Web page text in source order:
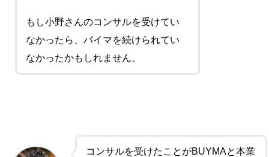
もし小野さんのコンサルを受けてい
なかったら、バイマを続けられてい
なかったかもしれません。
コンサルを受けたことがBUYMAと本業